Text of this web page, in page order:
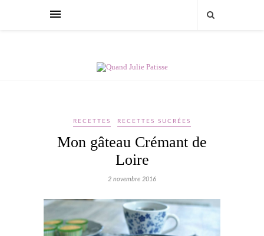
RECETTES RECETTES SUCRÉES
Mon gâteau Crémant de
Loire
2 novembre 2016